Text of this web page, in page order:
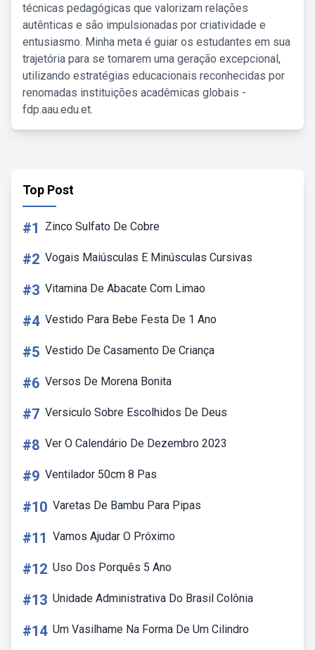
técnicas pedagógicas que valorizam relações
autênticas e são impulsionadas por criatividade e
entusiasmo. Minha meta é guiar os estudantes em sua
trajetória para se tornarem uma geração excepcional,
utilizando estratégias educacionais reconhecidas por
renomadas instituições acadêmicas globais -
fdp.aau.edu.et.
Top Post
#1 Zinco Sulfato De Cobre
#2 Vogais Maiúsculas E Minúsculas Cursivas
#3 Vitamina De Abacate Com Limao
#4 Vestido Para Bebe Festa De 1 Ano
#5 Vestido De Casamento De Criança
#6 Versos De Morena Bonita
#7 Versiculo Sobre Escolhidos De Deus
#8 Ver O Calendário De Dezembro 2023
#9 Ventilador 50cm 8 Pas
#10 Varetas De Bambu Para Pipas
#11 Vamos Ajudar O Próximo
#12 Uso Dos Porquês 5 Ano
#13 Unidade Administrativa Do Brasil Colônia
#14 Um Vasilhame Na Forma De Um Cilindro